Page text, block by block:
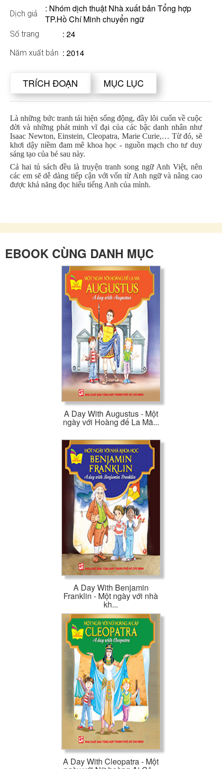
Dịch giả
: Nhóm dịch thuật Nhà xuất bản Tổng hợp
TP.Hồ Chí Minh chuyển ngữ
Số trang : 24
Năm xuất bản : 2014
TRÍCH ĐOẠN MỤC LỤC
Là những bức tranh tái hiện sống động, đầy lôi cuốn về cuộc
đời và những phát minh vĩ đại của các bậc danh nhân như
Isaac Newton, Einstein, Cleopatra, Marie Curie,… Từ đó, sẽ
khơi dậy niềm đam mê khoa học - nguồn mạch cho tư duy
sáng tạo của bé sau này.
Cả hai tủ sách đều là truyện tranh song ngữ Anh Việt, nên
các em sẽ dễ dàng tiếp cận với vốn từ Anh ngữ và nâng cao
được khả năng đọc hiểu tiếng Anh của mình.
EBOOK CÙNG DANH MỤC
A Day With Augustus - Một
ngày với Hoàng đế La Mã...
A Day With Benjamin
Franklin - Một ngày với nhà
kh...
A Day With Cleopatra - Một